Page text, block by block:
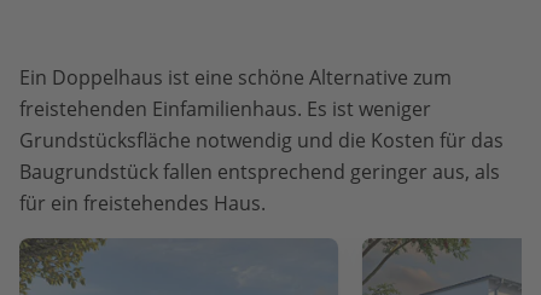
Ein Doppelhaus ist eine schöne Alternative zum
freistehenden Einfamilienhaus. Es ist weniger
Grundstücksfläche notwendig und die Kosten für das
Baugrundstück fallen entsprechend geringer aus, als
für ein freistehendes Haus.